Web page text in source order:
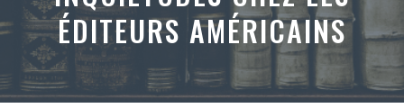
ÉDITEURS AMÉRICAINS